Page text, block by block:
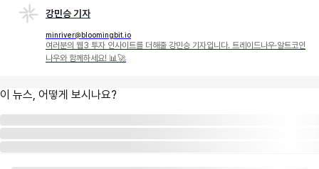
강민승 기자
minriver@bloomingbit.io
여러분의 웹3 투자 인사이트를 더해줄 강민승 기자입니다. 트레이드나우·알트코인
나우와 함께하세요! 📊🚀
이 뉴스, 어떻게 보시나요?